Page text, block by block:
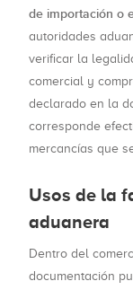
de importación o
autoridades
verificar la
comercial y
declarado en la
corresponde
mercancías que
Usos de la
aduanera
Dentro del
documentación